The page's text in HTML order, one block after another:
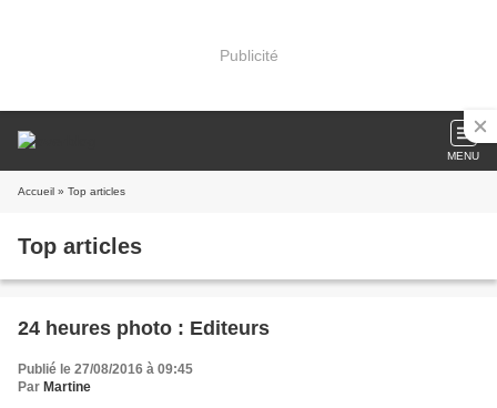
Publicité
MENU
Accueil » Top articles
Top articles
24 heures photo : Editeurs
Publié le 27/08/2016 à 09:45
Par Martine